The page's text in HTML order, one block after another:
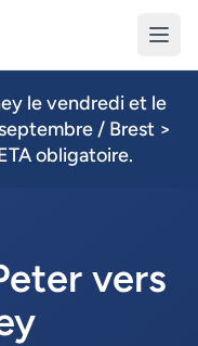
le vendredi et le
/ Brest >
obligatoire.
vers